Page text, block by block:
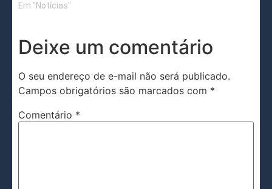
Em "Notícias"
Deixe um comentário
O seu endereço de e-mail não será publicado.
Campos obrigatórios são marcados com *
Comentário *